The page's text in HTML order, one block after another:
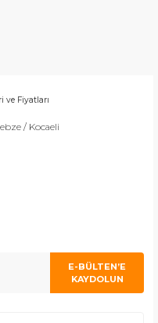
/ Kocaeli
E-BÜLTEN’E
KAYDOLUN